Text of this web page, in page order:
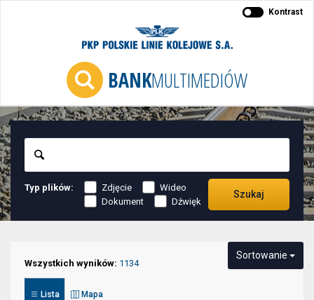
BANKMULTIMEDIÓW
Kontrast
Typ plików: Zdjęcie
Wideo
Dokument
Dźwięk
Szukaj
elementy
służące
Wszystkich wyników: 1134
Lista Mapa
Sortowanie